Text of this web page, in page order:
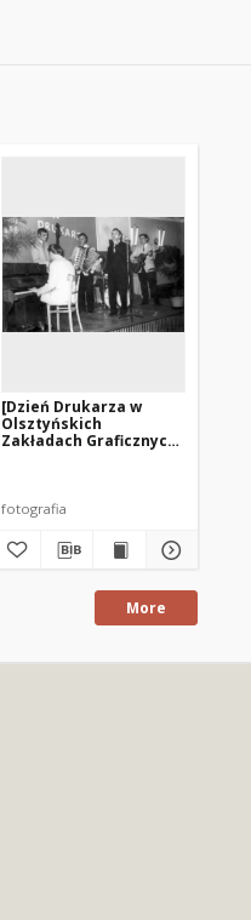
[Dzień Drukarza w
Olsztyńskich
Zakładach Graficznych.
fotografia
More